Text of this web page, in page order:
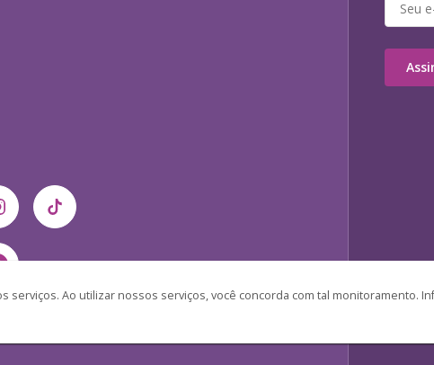
Ao utilizar nossos serviços, você concorda com tal monitoramento.